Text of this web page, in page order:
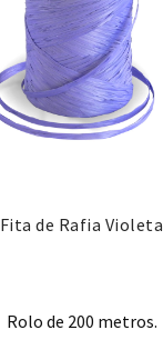
Fita de Rafia Violeta
Rolo de 200 metros.